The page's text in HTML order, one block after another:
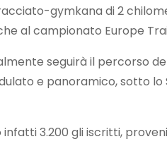
gymkana di 2
al campionato Europe
seguirà il percorso
e panoramico, sotto lo
3.200 gli iscritti,